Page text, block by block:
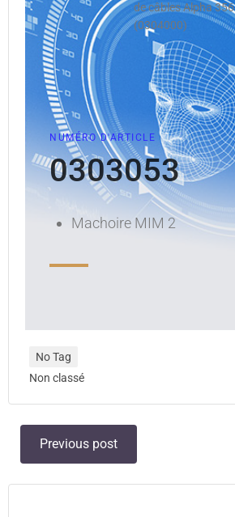
de câbles Alpha 356
(0304000)
NUMÉRO D'ARTICLE
0303053
Machoire MIM 2
No Tag
Non classé
Previous post